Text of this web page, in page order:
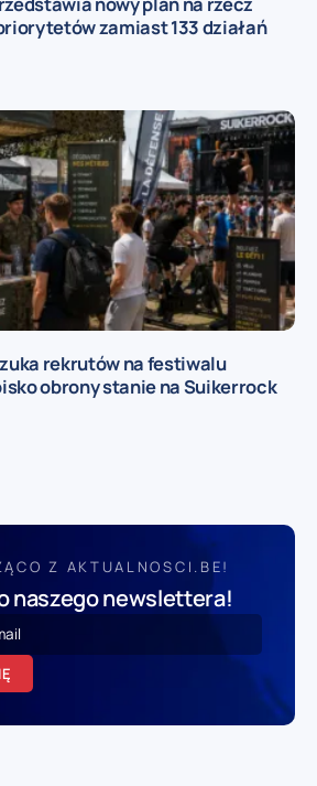
zamiast 133 działań
rekrutów na festiwalu
obrony stanie na Suikerrock
Z AKTUALNOSCI.BE!
naszego newslettera!